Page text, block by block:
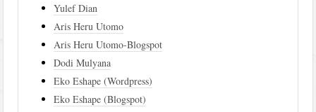
Yulef Dian
Aris Heru Utomo
Aris Heru Utomo-Blogspot
Dodi Mulyana
Eko Eshape (Wordpress)
Eko Eshape (Blogspot)